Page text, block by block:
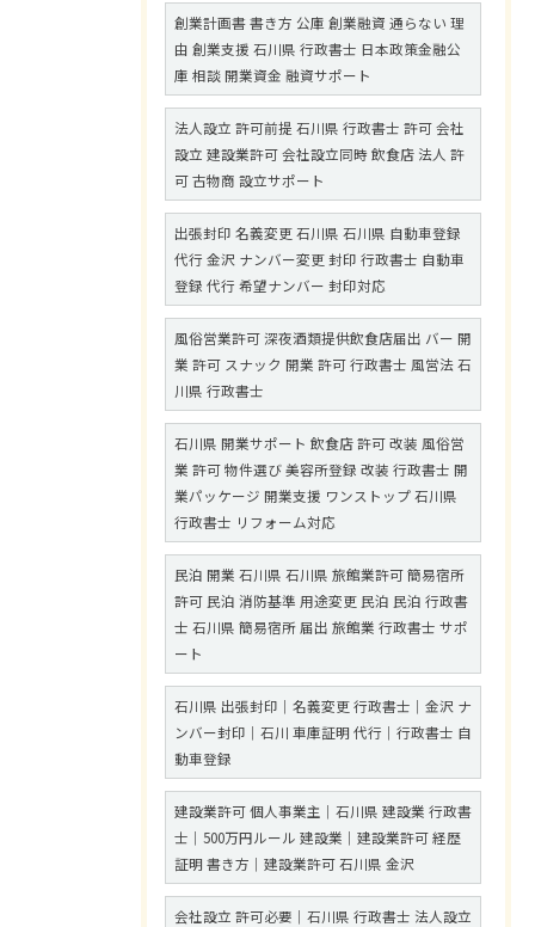
創業計画書 書き方 公庫 創業融資 通らない 理
由 創業支援 石川県 行政書士 日本政策金融公
庫 相談 開業資金 融資サポート
法人設立 許可前提 石川県 行政書士 許可 会社
設立 建設業許可 会社設立同時 飲食店 法人 許
可 古物商 設立サポート
出張封印 名義変更 石川県 石川県 自動車登録
代行 金沢 ナンバー変更 封印 行政書士 自動車
登録 代行 希望ナンバー 封印対応
風俗営業許可 深夜酒類提供飲食店届出 バー 開
業 許可 スナック 開業 許可 行政書士 風営法 石
川県 行政書士
石川県 開業サポート 飲食店 許可 改装 風俗営
業 許可 物件選び 美容所登録 改装 行政書士 開
業パッケージ 開業支援 ワンストップ 石川県
行政書士 リフォーム対応
民泊 開業 石川県 石川県 旅館業許可 簡易宿所
許可 民泊 消防基準 用途変更 民泊 民泊 行政書
士 石川県 簡易宿所 届出 旅館業 行政書士 サポ
ート
石川県 出張封印｜名義変更 行政書士｜金沢 ナ
ンバー封印｜石川 車庫証明 代行｜行政書士 自
動車登録
建設業許可 個人事業主｜石川県 建設業 行政書
士｜500万円ルール 建設業｜建設業許可 経歴
証明 書き方｜建設業許可 石川県 金沢
会社設立 許可必要｜石川県 行政書士 法人設立